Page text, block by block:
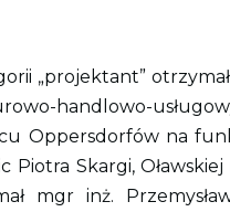
„projektant”
handlowo-
Oppersdorfów na
Piotra Skargi,
mgr inż.